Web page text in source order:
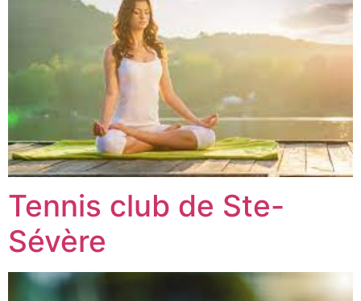
Tennis club de Ste-
Sévère